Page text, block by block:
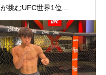
が挑むUFC世界1位...